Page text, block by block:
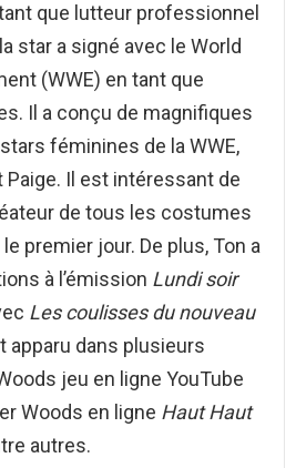
que lutteur professionnel
star a signé avec le World
(WWE) en tant que
Il a conçu de magnifiques
féminines de la WWE,
Paige. Il est intéressant de
de tous les costumes
premier jour. De plus, Ton a
à l’émission Lundi soir
Les coulisses du nouveau
apparu dans plusieurs
jeu en ligne YouTube
Woods en ligne Haut Haut
autres.